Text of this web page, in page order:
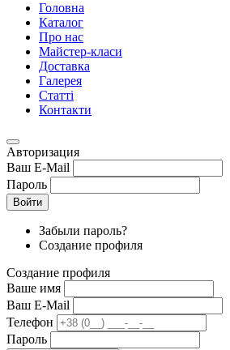
Головна
Каталог
Про нас
Майстер-класи
Доставка
Галерея
Статтi
Контакти
Авторизация
Ваш E-Mail
Пароль
Войти
Забыли пароль?
Создание профиля
Создание профиля
Ваше имя
Ваш E-Mail
Телефон
Пароль